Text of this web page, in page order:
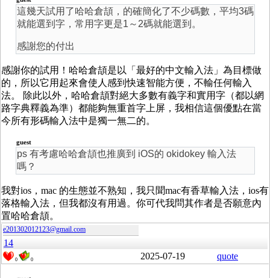
這幾天試用了哈哈倉頡，的確簡化了不少碼數，平均3碼
就能選到字，常用字更是1～2碼就能選到。
感謝您的付出
感謝你的試用！哈哈倉頡是以「最好的中文輸入法」為目標做
的，所以它用起來會使人感到快速智能方便，不輸任何輸入
法。 除此以外，哈哈倉頡對絕大多數有義字和實用字（都以網
路字典釋義為準）都能夠無重首字上屏，我相信這個優點在當
今所有形碼輸入法中是獨一無二的。
guest
ps 有考慮哈哈倉頡也推廣到 iOS的 okidokey 輸入法
嗎？
我對ios，mac 的生態並不熟知，我只聞mac有香草輸入法，ios有
落格輸入法，但我都沒有用過。你可代我問其作者是否願意內
置哈哈倉頡。
e201302012123@gmail.com
14
0 0 2025-07-19 quote